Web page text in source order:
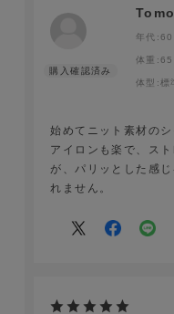
Tomo
年代:60
体重:
体型:標
始めてニット素材の
アイロンも楽で、ス
が、パリッとした感
れません。